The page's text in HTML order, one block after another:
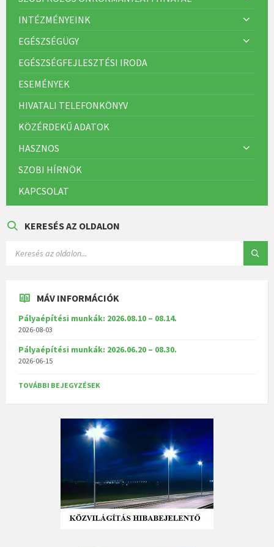
INTÉZMÉNYEINK
EGÉSZSÉGÜGY
EGÉSZSÉGFEJLESZTÉSI IRODA
ESEMÉNYEK
HIVATALI TELEFONKÖNYV
KÖZÉRDEKŰ ADATOK
HASZNOS
SZOBI HÍRNÖK
KAPCSOLAT
KERESÉS AZ OLDALON
MÁV INFORMÁCIÓK
Pályaépítési munkák: 2026.08.10 – 08.14.
2026-08-03
Pályaépítési munkák: 2026.06.20 – 08.30.
2026-06-15
TOVÁBBI BEJEGYZÉSEK